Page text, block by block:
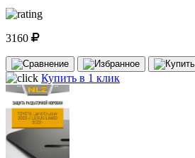
3160
Купить в 1 клик